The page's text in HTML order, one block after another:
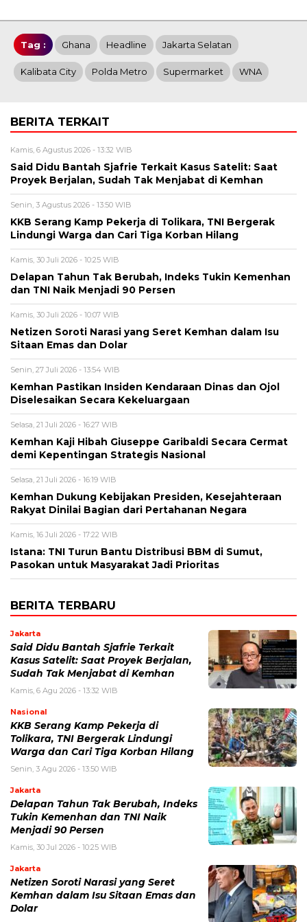
Tag : Ghana Headline Jakarta Selatan
Kalibata City Polda Metro Supermarket WNA
BERITA TERKAIT
Kamis, 6 Agustus 2026 - 13:32 WIB
Said Didu Bantah Sjafrie Terkait Kasus Satelit: Saat
Proyek Berjalan, Sudah Tak Menjabat di Kemhan
Senin, 3 Agustus 2026 - 13:50 WIB
KKB Serang Kamp Pekerja di Tolikara, TNI Bergerak
Lindungi Warga dan Cari Tiga Korban Hilang
Kamis, 30 Juli 2026 - 10:25 WIB
Delapan Tahun Tak Berubah, Indeks Tukin Kemenhan
dan TNI Naik Menjadi 90 Persen
Kamis, 30 Juli 2026 - 10:07 WIB
Netizen Soroti Narasi yang Seret Kemhan dalam Isu
Sitaan Emas dan Dolar
Senin, 27 Juli 2026 - 13:54 WIB
Kemhan Pastikan Insiden Kendaraan Dinas dan Ojol
Diselesaikan Secara Kekeluargaan
Selasa, 21 Juli 2026 - 16:27 WIB
Kemhan Kaji Hibah Giuseppe Garibaldi Secara Cermat
demi Kepentingan Strategis Nasional
Selasa, 21 Juli 2026 - 16:19 WIB
Kemhan Dukung Kebijakan Presiden, Kesejahteraan
Rakyat Dinilai Bagian dari Pertahanan Negara
Kamis, 16 Juli 2026 - 17:22 WIB
Istana: TNI Turun Bantu Distribusi BBM di Sumut,
Pasokan untuk Masyarakat Jadi Prioritas
BERITA TERBARU
Jakarta
Said Didu Bantah Sjafrie Terkait
Kasus Satelit: Saat Proyek Berjalan,
Sudah Tak Menjabat di Kemhan
Kamis, 6 Agu 2026 - 13:32 WIB
Nasional
KKB Serang Kamp Pekerja di
Tolikara, TNI Bergerak Lindungi
Warga dan Cari Tiga Korban Hilang
Senin, 3 Agu 2026 - 13:50 WIB
Jakarta
Delapan Tahun Tak Berubah, Indeks
Tukin Kemenhan dan TNI Naik
Menjadi 90 Persen
Kamis, 30 Jul 2026 - 10:25 WIB
Jakarta
Netizen Soroti Narasi yang Seret
Kemhan dalam Isu Sitaan Emas dan
Dolar